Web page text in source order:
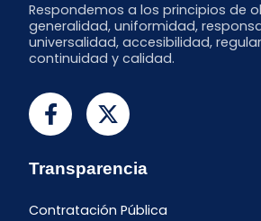
Respondemos a los principios de
generalidad, uniformidad,
universalidad, accesibilidad,
continuidad y calidad.
Transparencia
Contratación Pública